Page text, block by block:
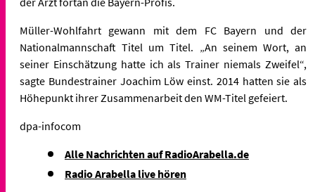
Müller-Wohlfahrt gewann mit dem FC Bayern und der
NationalmannschaftTitel um Titel. „An seinem Wort, an
seiner Einschätzung hatte ich alsTrainer niemals Zweifel“,
sagte Bundestrainer Joachim Löw einst. 2014 hatten sie als
Höhepunkt ihrer Zusammenarbeit den WM-Titel gefeiert.
dpa-infocom
Alle Nachrichten auf RadioArabella.de
Radio Arabella live hören